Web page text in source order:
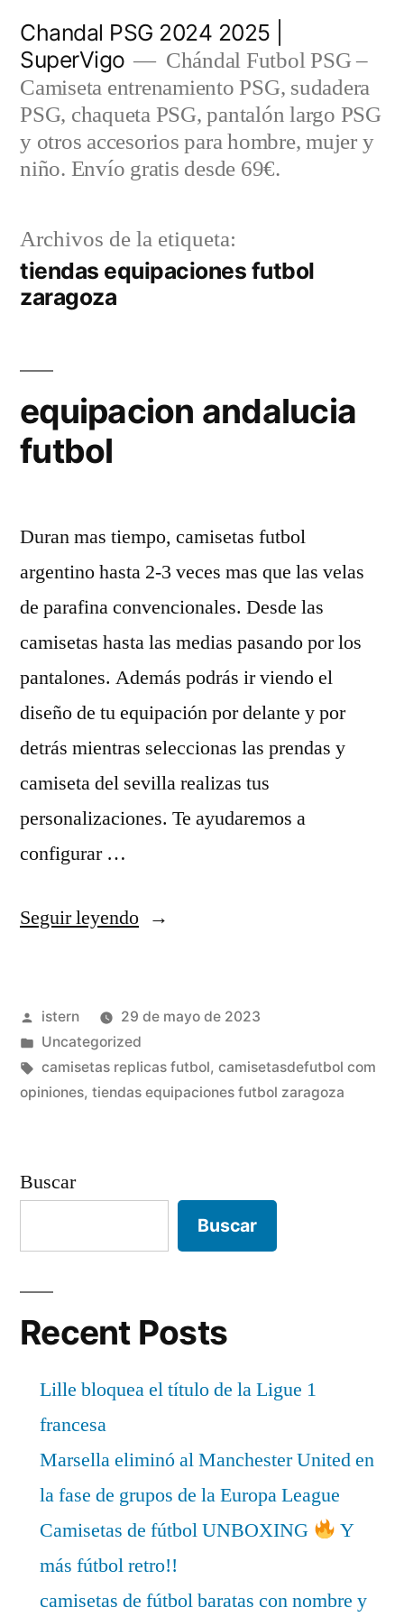
contenido
Chandal PSG 2024 2025 |
SuperVigo
Chándal Futbol PSG –
Camiseta entrenamiento PSG, sudadera
PSG, chaqueta PSG, pantalón largo PSG
y otros accesorios para hombre, mujer y
niño. Envío gratis desde 69€.
Archivos de la etiqueta:
tiendas equipaciones futbol
zaragoza
equipacion andalucia
futbol
Duran mas tiempo, camisetas futbol
argentino hasta 2-3 veces mas que las velas
de parafina convencionales. Desde las
camisetas hasta las medias pasando por los
pantalones. Además podrás ir viendo el
diseño de tu equipación por delante y por
detrás mientras seleccionas las prendas y
camiseta del sevilla realizas tus
personalizaciones. Te ayudaremos a
configurar …
Seguir leyendo«equipacion
Publicado
por
istern
29 de mayo de 2023
Publicado
en
Uncategorized
Etiquetas:
camisetas replicas futbol, camisetasdefutbol com
opiniones, tiendas equipaciones futbol zaragoza
Buscar
Buscar
Recent Posts
Lille bloquea el título de la Ligue 1
francesa
Marsella eliminó al Manchester United en
la fase de grupos de la Europa League
Camisetas de fútbol UNBOXING
Y
más fútbol retro!!
camisetas de fútbol baratas con nombre y